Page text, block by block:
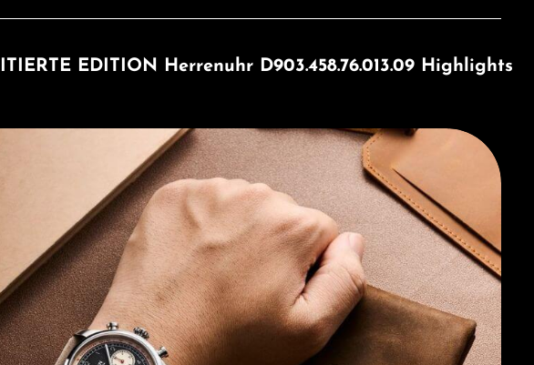
EDITION Herrenuhr D903.458.76.013.09 Highlights
Sie Union Glashütte